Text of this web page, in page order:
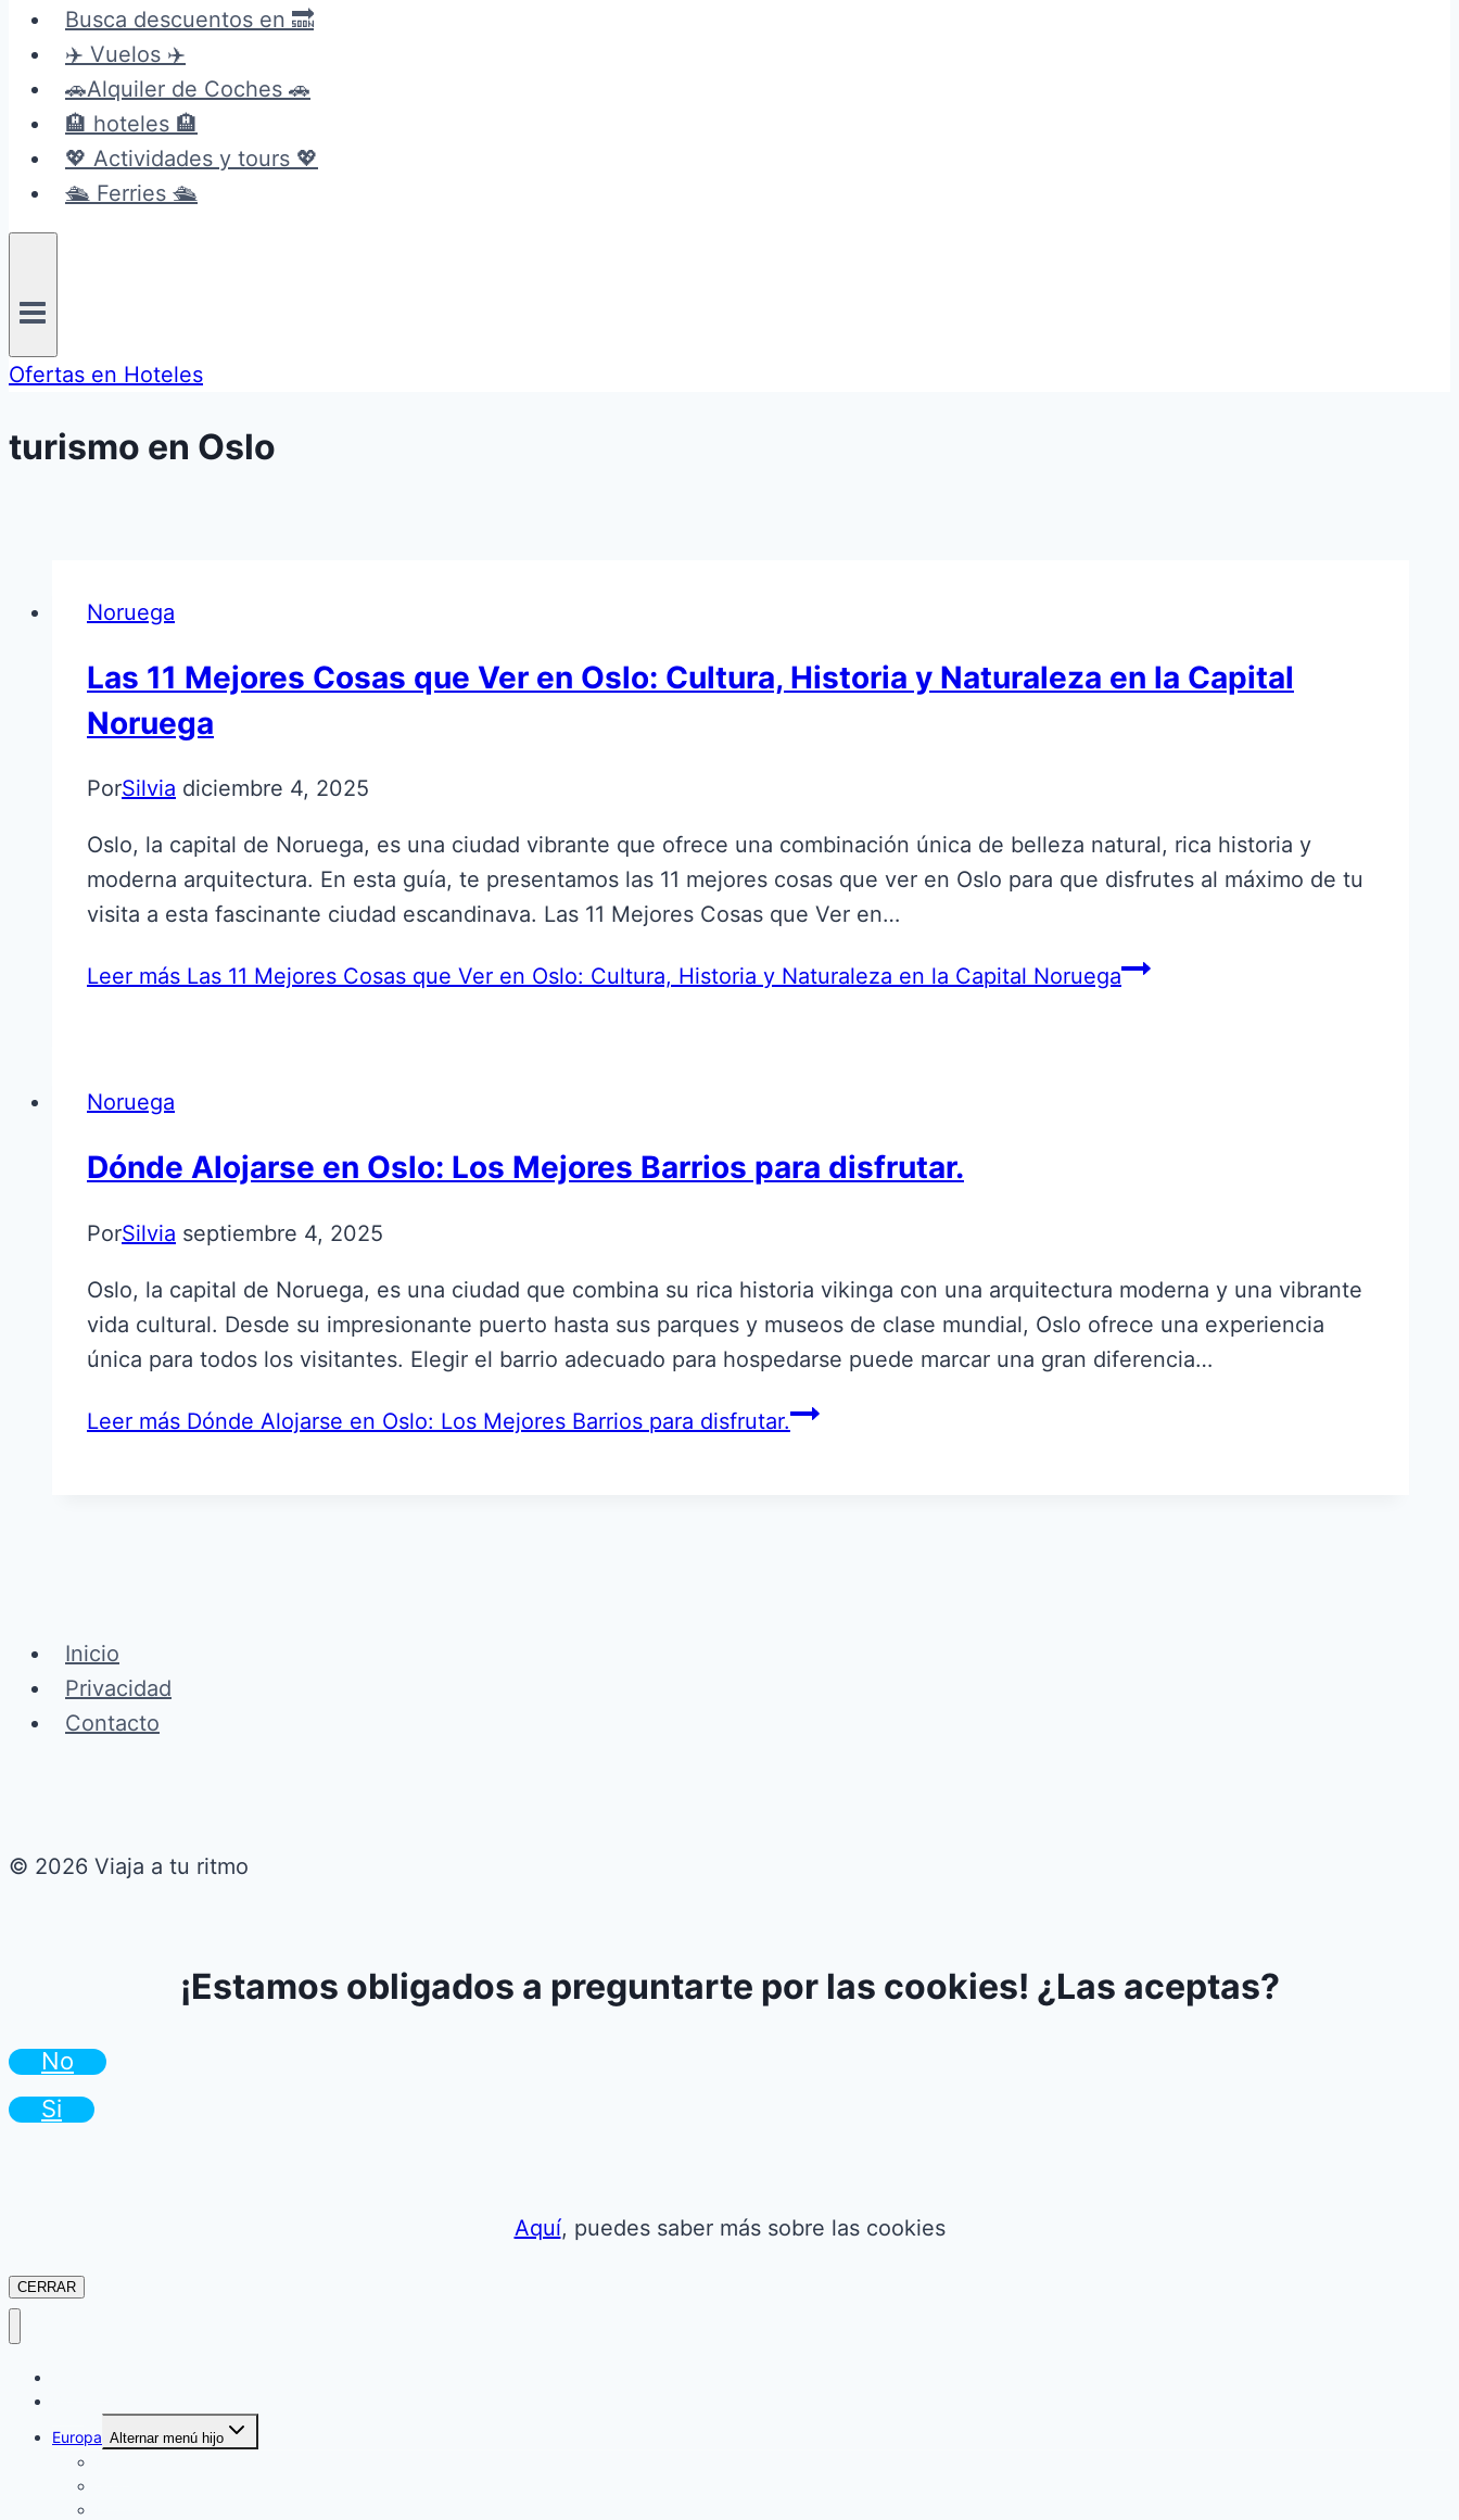
Busca descuentos en 🔜
✈️ Vuelos ✈️
🚗Alquiler de Coches 🚗
🏨 hoteles 🏨
💖 Actividades y tours 💖
🛳️ Ferries 🛳️
Ofertas en Hoteles
turismo en Oslo
Noruega
Las 11 Mejores Cosas que Ver en Oslo: Cultura, Historia y Naturaleza en la Capital
Noruega
PorSilvia diciembre 4, 2025
Oslo, la capital de Noruega, es una ciudad vibrante que ofrece una combinación única de belleza natural, rica historia y
moderna arquitectura. En esta guía, te presentamos las 11 mejores cosas que ver en Oslo para que disfrutes al máximo de tu
visita a esta fascinante ciudad escandinava. Las 11 Mejores Cosas que Ver en…
Leer más Las 11 Mejores Cosas que Ver en Oslo: Cultura, Historia y Naturaleza en la Capital Noruega
Noruega
Dónde Alojarse en Oslo: Los Mejores Barrios para disfrutar.
PorSilvia septiembre 4, 2025
Oslo, la capital de Noruega, es una ciudad que combina su rica historia vikinga con una arquitectura moderna y una vibrante
vida cultural. Desde su impresionante puerto hasta sus parques y museos de clase mundial, Oslo ofrece una experiencia
única para todos los visitantes. Elegir el barrio adecuado para hospedarse puede marcar una gran diferencia…
Leer más Dónde Alojarse en Oslo: Los Mejores Barrios para disfrutar.
Inicio
Privacidad
Contacto
© 2026 Viaja a tu ritmo
¡Estamos obligados a preguntarte por las cookies! ¿Las aceptas?
No
Si
Aquí, puedes saber más sobre las cookies
CERRAR
Europa Alternar menú hijo